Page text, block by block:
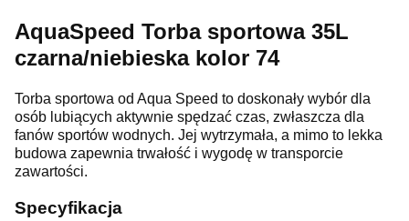
AquaSpeed Torba sportowa 35L
czarna/niebieska kolor 74
Torba sportowa od Aqua Speed to doskonały wybór dla
osób lubiących aktywnie spędzać czas, zwłaszcza dla
fanów sportów wodnych. Jej wytrzymała, a mimo to lekka
budowa zapewnia trwałość i wygodę w transporcie
zawartości.
Specyfikacja